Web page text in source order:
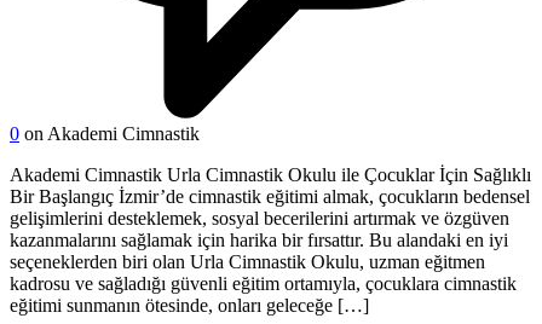
0 on Akademi Cimnastik
Akademi Cimnastik Urla Cimnastik Okulu ile Çocuklar İçin Sağlıklı
Bir Başlangıç İzmir’de cimnastik eğitimi almak, çocukların bedensel
gelişimlerini desteklemek, sosyal becerilerini artırmak ve özgüven
kazanmalarını sağlamak için harika bir fırsattır. Bu alandaki en iyi
seçeneklerden biri olan Urla Cimnastik Okulu, uzman eğitmen
kadrosu ve sağladığı güvenli eğitim ortamıyla, çocuklara cimnastik
eğitimi sunmanın ötesinde, onları geleceğe […]